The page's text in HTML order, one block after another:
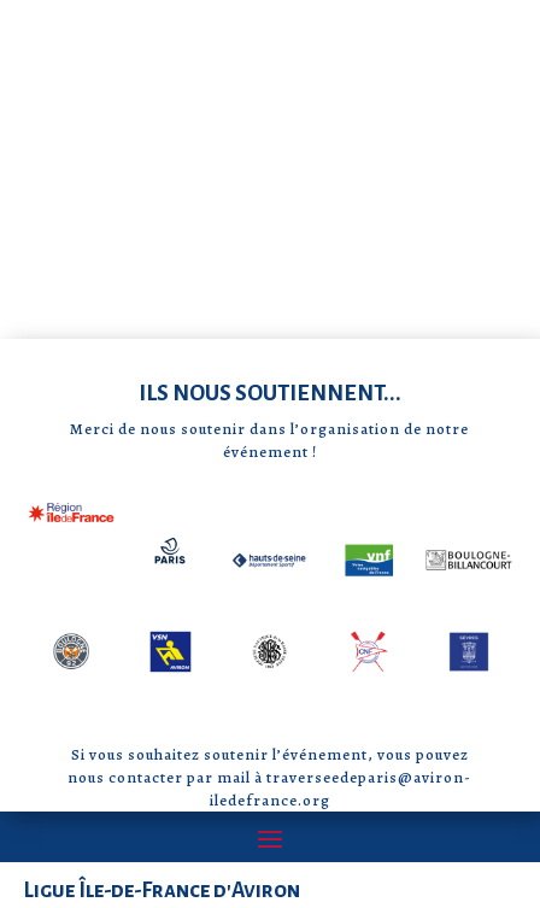
ILS NOUS SOUTIENNENT...
Merci de nous soutenir dans l’organisation de notre
événement !
Si vous souhaitez soutenir l’événement, vous pouvez
nous contacter par mail à traverseedeparis@aviron-
iledefrance.org
Ligue Île-de-France d'Aviron